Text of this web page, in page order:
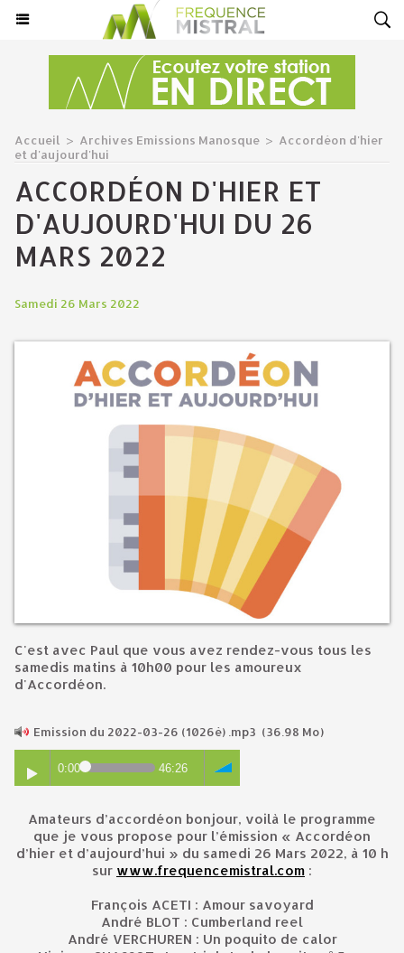
Accueil > Archives Emissions Manosque > Accordéon d'hier
et d'aujourd'hui
ACCORDÉON D'HIER ET
D'AUJOURD'HUI DU 26
MARS 2022
Samedi 26 Mars 2022
C'est avec Paul que vous avez rendez-vous tous les
samedis matins à 10h00 pour les amoureux
d'Accordéon.
Emission du 2022-03-26 (1026è) .mp3 (36.98 Mo)
0:00 46:26
Amateurs d’accordéon bonjour, voilà le programme
que je vous propose pour l’émission « Accordéon
d’hier et d’aujourd’hui » du samedi 26 Mars 2022, à 10 h
sur www.frequencemistral.com :
François ACETI : Amour savoyard
André BLOT : Cumberland reel
André VERCHUREN : Un poquito de calor